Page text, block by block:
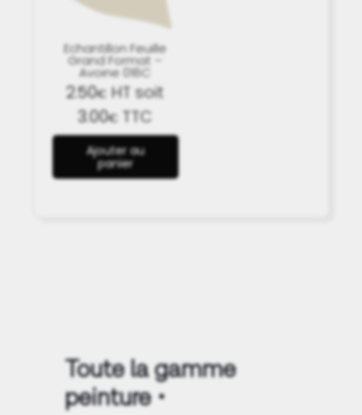
Echantillon Feuille
Grand Format –
Avoine 018C
2.50€ HT soit
3.00€ TTC
Ajouter au
panier
Toute la gamme
peinture